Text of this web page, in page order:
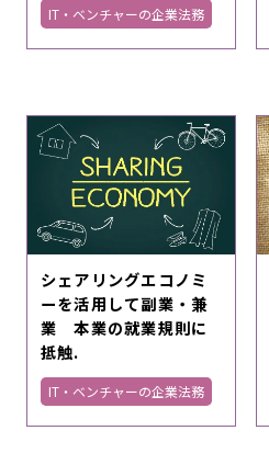
IT・ベンチャーの企業法務
シェアリングエコノミ
ーを活用して副業・兼
業 本業の就業規則に
抵触.
IT・ベンチャーの企業法務